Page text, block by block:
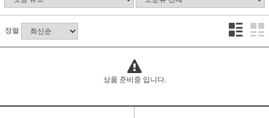
정렬
상품 준비중 입니다.